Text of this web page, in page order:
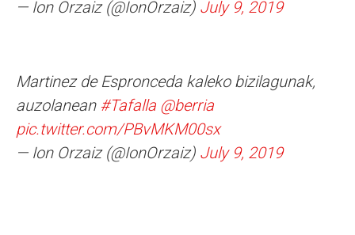
— Ion Orzaiz (@IonOrzaiz) July 9, 2019
Martinez de Espronceda kaleko bizilagunak,
auzolanean #Tafalla @berria
pic.twitter.com/PBvMKM00sx
— Ion Orzaiz (@IonOrzaiz) July 9, 2019